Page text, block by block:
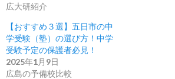
広大研紹介
【おすすめ３選】五日市の中
学受験（塾）の選び方！中学
受験予定の保護者必見！
2025年1月9日
広島の予備校比較